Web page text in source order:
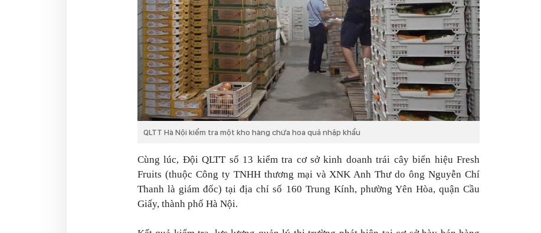
QLTT Hà Nội kiểm tra một kho hàng chứa hoa quả nhập khẩu
Cùng lúc, Đội QLTT số 13 kiểm tra cơ sở kinh doanh trái cây biển hiệu Fresh
Fruits (thuộc Công ty TNHH thương mại và XNK Anh Thư do ông Nguyễn Chí
Thanh là giám đốc) tại địa chỉ số 160 Trung Kính, phường Yên Hòa, quận Cầu
Giấy, thành phố Hà Nội.